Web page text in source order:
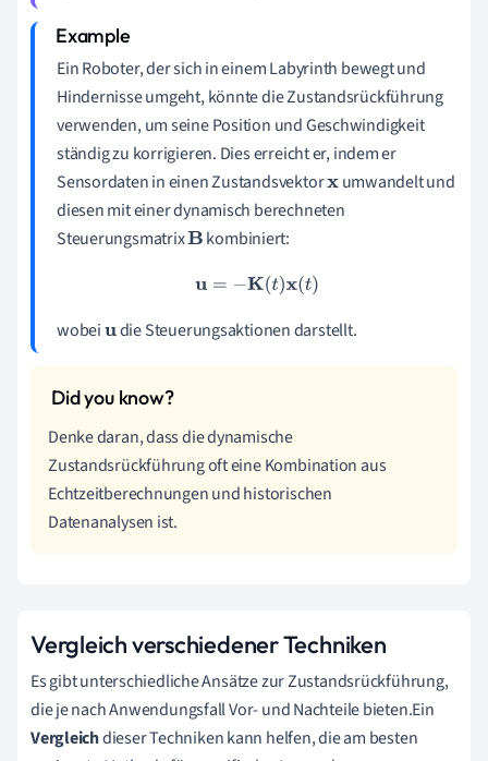
Ein Roboter, der sich in einem Labyrinth bewegt und
Hindernisse umgeht, könnte die Zustandsrückführung
verwenden, um seine Position und Geschwindigkeit
ständig zu korrigieren. Dies erreicht er, indem er
Sensordaten in einen Zustandsvektorxumwandelt und
diesen mit einer dynamisch berechneten
SteuerungsmatrixB kombiniert:
u =−K(t)x(t)
wobeiudie Steuerungsaktionen darstellt.
Denke daran, dass die dynamische
Zustandsrückführung oft eine Kombination aus
Echtzeitberechnungen und historischen
Datenanalysen ist.
Vergleich verschiedener Techniken
Es gibt unterschiedliche Ansätze zur Zustandsrückführung,
die je nach Anwendungsfall Vor- und Nachteile bieten.Ein
Vergleichdieser Techniken kann helfen, die am besten